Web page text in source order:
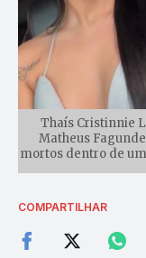
Thaís Cristinnie
Matheus
mortos dentro de
COMPARTILHAR